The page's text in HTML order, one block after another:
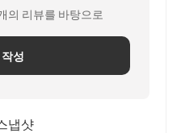
의 리뷰를 바탕으로
성
냅샷